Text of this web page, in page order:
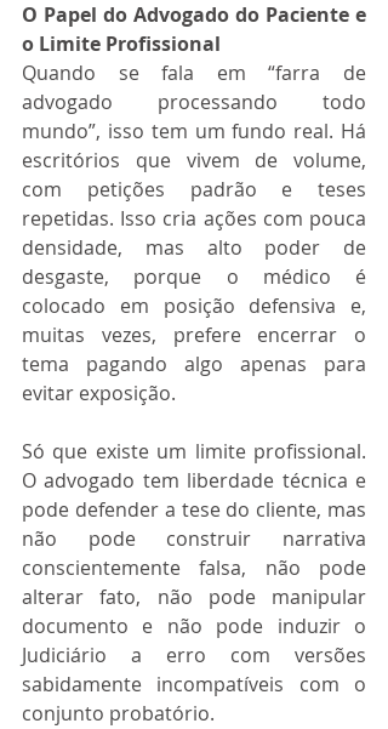
O Papel do Advogado do Paciente e
o Limite Profissional
Quando se fala em “farra de
advogado processando todo
mundo”, isso tem um fundo real. Há
escritórios que vivem de volume,
com petições padrão e teses
repetidas. Isso cria ações com pouca
densidade, mas alto poder de
desgaste, porque o médico é
colocado em posição defensiva e,
muitas vezes, prefere encerrar o
tema pagando algo apenas para
evitar exposição.
Só que existe um limite profissional.
O advogado tem liberdade técnica e
pode defender a tese do cliente, mas
não pode construir narrativa
conscientemente falsa, não pode
alterar fato, não pode manipular
documento e não pode induzir o
Judiciário a erro com versões
sabidamente incompatíveis com o
conjunto probatório.